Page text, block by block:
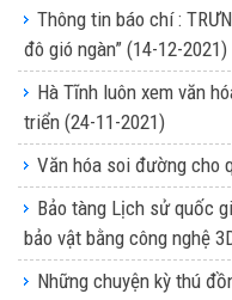
Thông tin báo chí :
đô gió ngàn” (14-12-2021)
Hà Tĩnh luôn xem văn
triển (24-11-2021)
Văn hóa soi đường cho
Bảo tàng Lịch sử quốc
bảo vật bằng công nghệ
Những chuyện kỳ thú